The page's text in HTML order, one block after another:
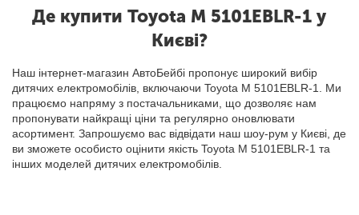
Де купити Toyota M 5101EBLR-1 у
Києві?
Наш інтернет-магазин АвтоБейбі пропонує широкий вибір
дитячих електромобілів, включаючи Toyota M 5101EBLR-1. Ми
працюємо напряму з постачальниками, що дозволяє нам
пропонувати найкращі ціни та регулярно оновлювати
асортимент. Запрошуємо вас відвідати наш шоу-рум у Києві, де
ви зможете особисто оцінити якість Toyota M 5101EBLR-1 та
інших моделей дитячих електромобілів.